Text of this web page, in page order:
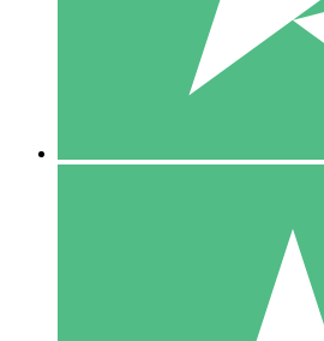
10 00
10 Downloads
20 00